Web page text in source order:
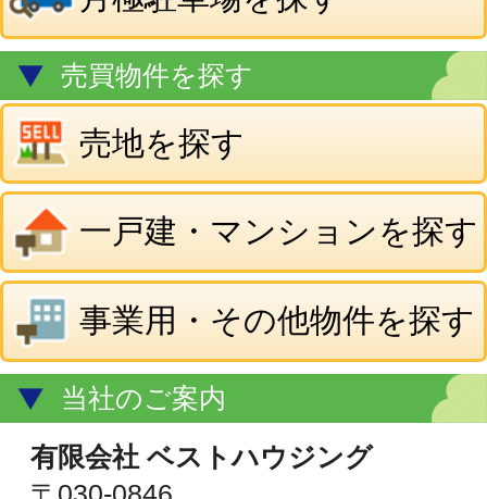
当社のご案内
有限会社 ベストハウジング
〒030-0846
青森市青森市青葉3丁目1番11号
TEL : 017-762-7511
FAX : 017-718-1503
■営業時間
平日 9:00～18:00
土 10:00～15:00
■定休日
日・祝日 第2・第4土曜日
青森県知事免許(5)第3156号
(公社)全日本不動産協会
(公社)不動産保証協会
地図を表示